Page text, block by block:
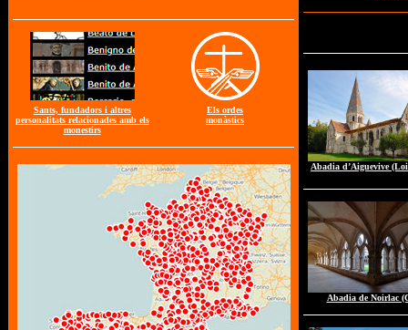
Sants, fundadors i altres
personalitats relacionades amb els
monestirs
Els ordes
monàstics
Abadia d’Aiguevive
Abadia de Noirlac